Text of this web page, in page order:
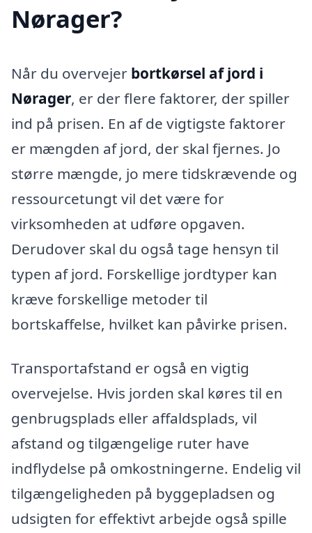
Nørager?
Når du overvejer bortkørsel af jord i
Nørager, er der flere faktorer, der spiller
ind på prisen. En af de vigtigste faktorer
er mængden af jord, der skal fjernes. Jo
større mængde, jo mere tidskrævende og
ressourcetungt vil det være for
virksomheden at udføre opgaven.
Derudover skal du også tage hensyn til
typen af jord. Forskellige jordtyper kan
kræve forskellige metoder til
bortskaffelse, hvilket kan påvirke prisen.
Transportafstand er også en vigtig
overvejelse. Hvis jorden skal køres til en
genbrugsplads eller affaldsplads, vil
afstand og tilgængelige ruter have
indflydelse på omkostningerne. Endelig vil
tilgængeligheden på byggepladsen og
udsigten for effektivt arbejde også spille